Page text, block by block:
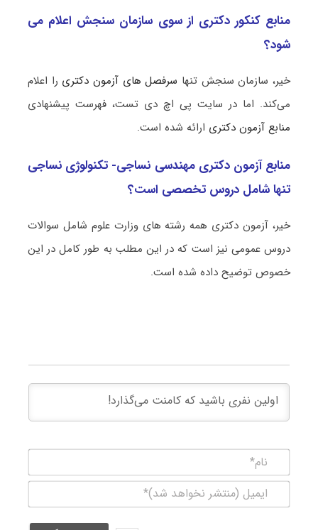
منابع کنکور دکتری از سوی سازمان سنجش اعلام می
شود؟
خیر، سازمان سنجش تنها سرفصل های آزمون دکتری را اعلام
می‌کند. اما در سایت پی اچ دی تست، فهرست پیشنهادی
منابع آزمون دکتری ارائه شده است.
منابع آزمون دکتری مهندسی نساجی- تکنولوژی نساجی
تنها شامل دروس تخصصی است؟
خیر، آزمون دکتری همه رشته های وزارت علوم شامل سوالات
دروس عمومی نیز است که در این مطلب به طور کامل در این
خصوص توضیح داده شده است.
(منتشر